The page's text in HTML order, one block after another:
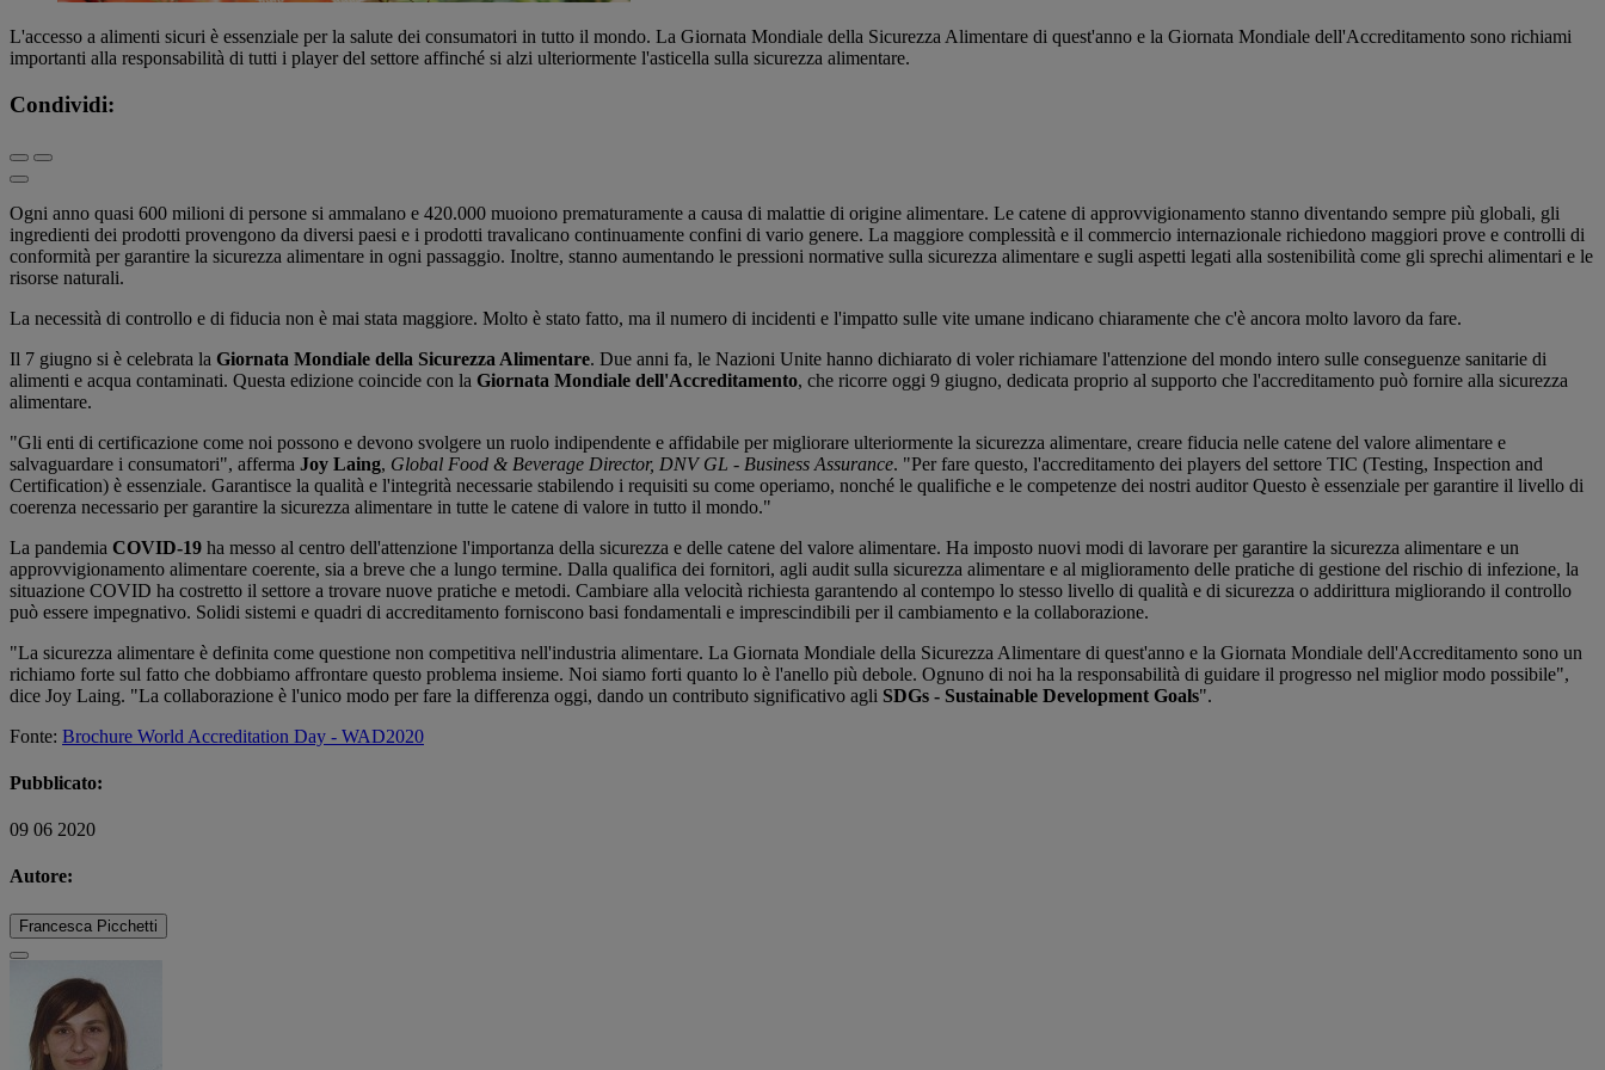
L'accesso a alimenti sicuri è essenziale per la salute dei consumatori in tutto il mondo. La Giornata Mondiale della Sicurezza Alimentare di quest'anno e la Giornata Mondiale dell'Accreditamento sono richiami
importanti alla responsabilità di tutti i player del settore affinché si alzi ulteriormente l'asticella sulla sicurezza alimentare.
Condividi:
Ogni anno quasi 600 milioni di persone si ammalano e 420.000 muoiono prematuramente a causa di malattie di origine alimentare. Le catene di approvvigionamento stanno diventando sempre più globali, gli
ingredienti dei prodotti provengono da diversi paesi e i prodotti travalicano continuamente confini di vario genere. La maggiore complessità e il commercio internazionale richiedono maggiori prove e controlli di
conformità per garantire la sicurezza alimentare in ogni passaggio. Inoltre, stanno aumentando le pressioni normative sulla sicurezza alimentare e sugli aspetti legati alla sostenibilità come gli sprechi alimentari e le
risorse naturali.
La necessità di controllo e di fiducia non è mai stata maggiore. Molto è stato fatto, ma il numero di incidenti e l'impatto sulle vite umane indicano chiaramente che c'è ancora molto lavoro da fare.
Il 7 giugno si è celebrata la Giornata Mondiale della Sicurezza Alimentare. Due anni fa, le Nazioni Unite hanno dichiarato di voler richiamare l'attenzione del mondo intero sulle conseguenze sanitarie di
alimenti e acqua contaminati. Questa edizione coincide con la Giornata Mondiale dell'Accreditamento, che ricorre oggi 9 giugno, dedicata proprio al supporto che l'accreditamento può fornire alla sicurezza
alimentare.
"Gli enti di certificazione come noi possono e devono svolgere un ruolo indipendente e affidabile per migliorare ulteriormente la sicurezza alimentare, creare fiducia nelle catene del valore alimentare e
salvaguardare i consumatori", afferma Joy Laing, Global Food & Beverage Director, DNV GL - Business Assurance. "Per fare questo, l'accreditamento dei players del settore TIC (Testing, Inspection and
Certification) è essenziale. Garantisce la qualità e l'integrità necessarie stabilendo i requisiti su come operiamo, nonché le qualifiche e le competenze dei nostri auditor Questo è essenziale per garantire il livello di
coerenza necessario per garantire la sicurezza alimentare in tutte le catene di valore in tutto il mondo."
La pandemia COVID-19 ha messo al centro dell'attenzione l'importanza della sicurezza e delle catene del valore alimentare. Ha imposto nuovi modi di lavorare per garantire la sicurezza alimentare e un
approvvigionamento alimentare coerente, sia a breve che a lungo termine. Dalla qualifica dei fornitori, agli audit sulla sicurezza alimentare e al miglioramento delle pratiche di gestione del rischio di infezione, la
situazione COVID ha costretto il settore a trovare nuove pratiche e metodi. Cambiare alla velocità richiesta garantendo al contempo lo stesso livello di qualità e di sicurezza o addirittura migliorando il controllo
può essere impegnativo. Solidi sistemi e quadri di accreditamento forniscono basi fondamentali e imprescindibili per il cambiamento e la collaborazione.
"La sicurezza alimentare è definita come questione non competitiva nell'industria alimentare. La Giornata Mondiale della Sicurezza Alimentare di quest'anno e la Giornata Mondiale dell'Accreditamento sono un
richiamo forte sul fatto che dobbiamo affrontare questo problema insieme. Noi siamo forti quanto lo è l'anello più debole. Ognuno di noi ha la responsabilità di guidare il progresso nel miglior modo possibile",
dice Joy Laing. "La collaborazione è l'unico modo per fare la differenza oggi, dando un contributo significativo agli SDGs - Sustainable Development Goals".
Fonte: Brochure World Accreditation Day - WAD2020
Pubblicato:
09 06 2020
Autore:
Francesca Picchetti